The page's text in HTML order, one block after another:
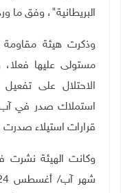
البريطانية"، وفق ما
وذكرت هيئة مقاومة
مستولى عليها
الاحتلال على
استملاك صدر في
قرارات استيلاء
وكانت الهيئة نشرت